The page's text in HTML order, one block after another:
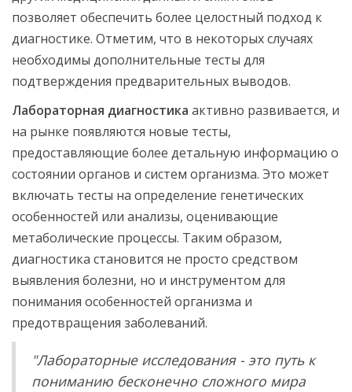
позволяет обеспечить более целостный подход к
диагностике. Отметим, что в некоторых случаях
необходимы дополнительные тесты для
подтверждения предварительных выводов.
Лабораторная диагностика активно развивается, и
на рынке появляются новые тесты,
предоставляющие более детальную информацию о
состоянии органов и систем организма. Это может
включать тесты на определение генетических
особенностей или анализы, оценивающие
метаболические процессы. Таким образом,
диагностика становится не просто средством
выявления болезни, но и инструментом для
понимания особенностей организма и
предотвращения заболеваний.
"Лабораторные исследования - это путь к
пониманию бесконечно сложного мира